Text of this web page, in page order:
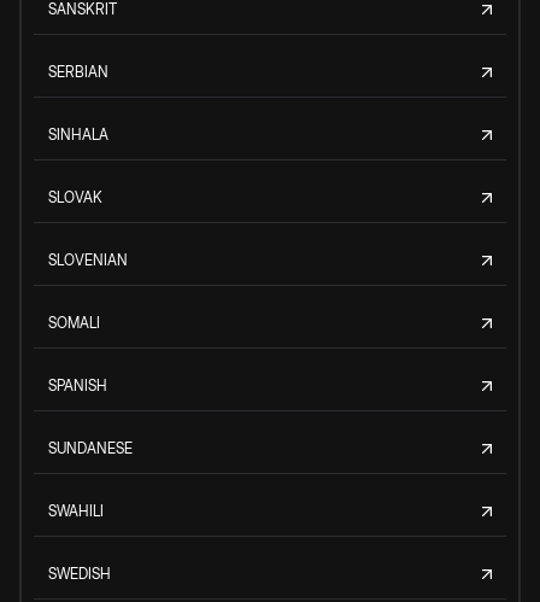
SANSKRIT
SERBIAN
SINHALA
SLOVAK
SLOVENIAN
SOMALI
SPANISH
SUNDANESE
SWAHILI
SWEDISH